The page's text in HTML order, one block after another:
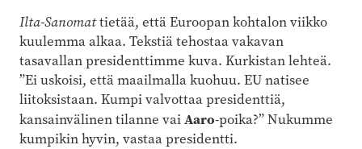
Ilta-Sanomattietää, että Euroopan kohtalon viikko
kuulemma alkaa. Tekstiä tehostaa vakavan
tasavallan presidenttimme kuva. Kurkistan lehteä.
”Ei uskoisi, että maailmalla kuohuu. EU natisee
liitoksistaan. Kumpi valvottaa presidenttiä,
kansainvälinen tilanne vaiAaro-poika?” Nukumme
kumpikin hyvin, vastaa presidentti.